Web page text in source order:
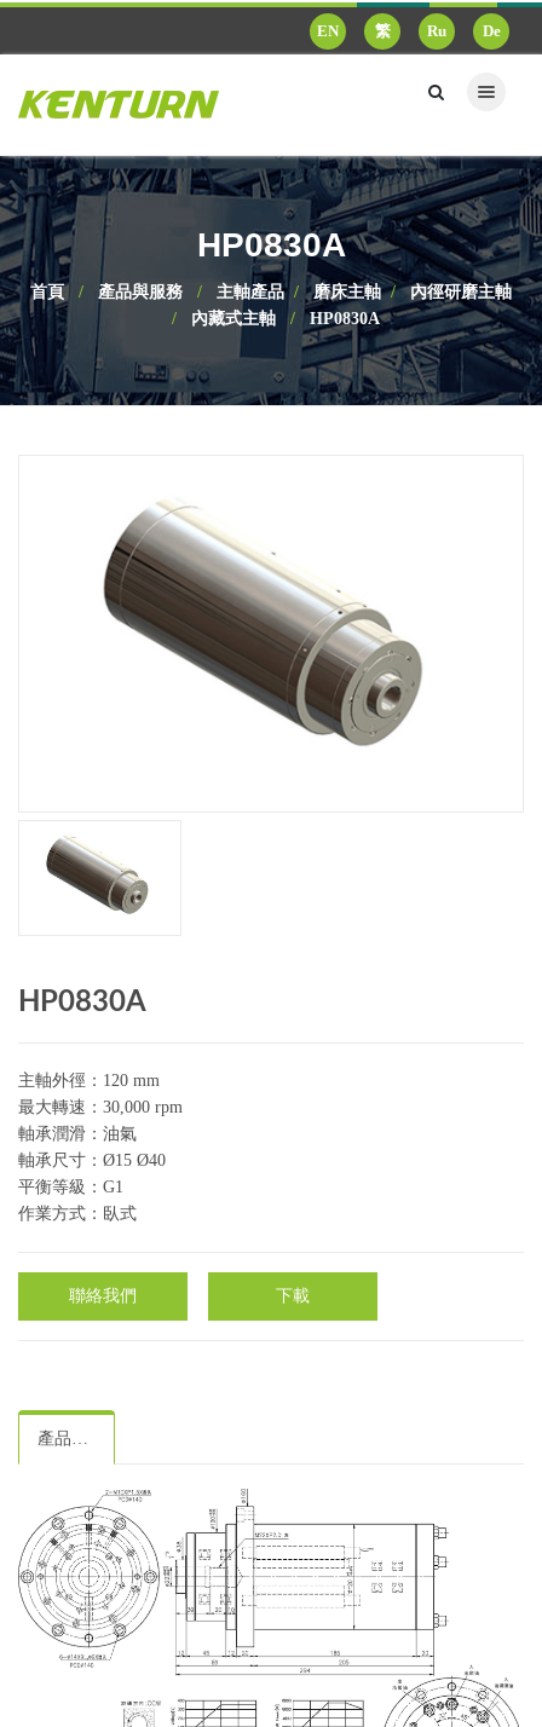
EN 繁 Ru De
HP0830A
首頁 產品與服務 主軸產品 磨床主軸
內徑研磨主軸
內藏式主軸
HP0830A
HP0830A
主軸外徑：120 mm
最大轉速：30,000 rpm
軸承潤滑：油氣
軸承尺寸：Ø15 Ø40
平衡等級：G1
作業方式：臥式
聯絡我們 下載
產品規格